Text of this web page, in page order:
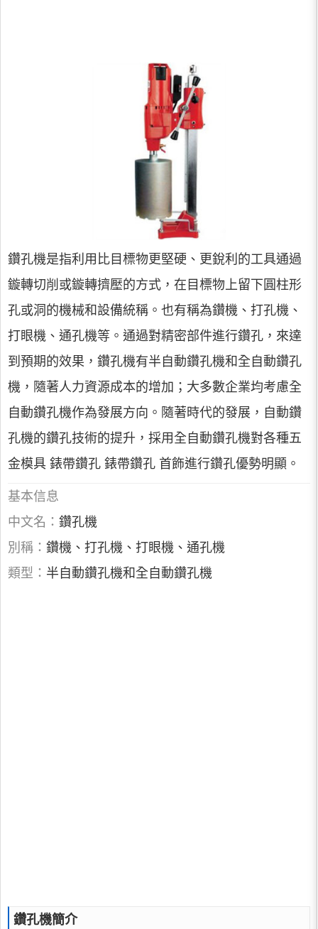
鑽孔機是指利用比目標物更堅硬、更銳利的工具通過
鏇轉切削或鏇轉擠壓的方式，在目標物上留下圓柱形
孔或洞的機械和設備統稱。也有稱為鑽機、打孔機、
打眼機、通孔機等。通過對精密部件進行鑽孔，來達
到預期的效果，鑽孔機有半自動鑽孔機和全自動鑽孔
機，隨著人力資源成本的增加；大多數企業均考慮全
自動鑽孔機作為發展方向。隨著時代的發展，自動鑽
孔機的鑽孔技術的提升，採用全自動鑽孔機對各種五
金模具 錶帶鑽孔 錶帶鑽孔 首飾進行鑽孔優勢明顯。
基本信息
中文名： 鑽孔機
別稱： 鑽機、打孔機、打眼機、通孔機
類型： 半自動鑽孔機和全自動鑽孔機
鑽孔機簡介